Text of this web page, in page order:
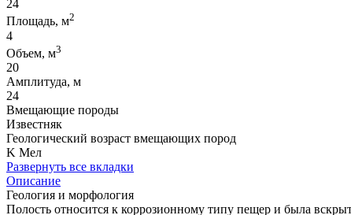
24
Площадь, м2
4
Объем, м3
20
Амплитуда, м
24
Вмещающие породы
Известняк
Геологический возраст вмещающих пород
K Мел
Развернуть все вкладки
Описание
Геология и морфология
Полость относится к коррозионному типу пещер и была